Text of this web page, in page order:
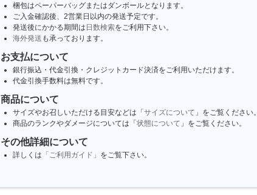
梱包はペーパーバッグまたはダンボールとなります。
ご入金確認後、2営業日以内の発送予定です。
発送後にかかる期間は 日数検索をご利用下さい。
海外発送 も承っております。
お支払について
銀行振込・代金引換・クレジットカード決済をご利用いただけます。
代金引換手数料は無料です。
商品について
サイズやお召しいただける目安などは「 サイズについて 」をご覧ください。
商品のランクやダメージについては「 状態について 」をご覧ください。
その他詳細について
詳しくは 「ご利用ガイド」 をご覧下さい。